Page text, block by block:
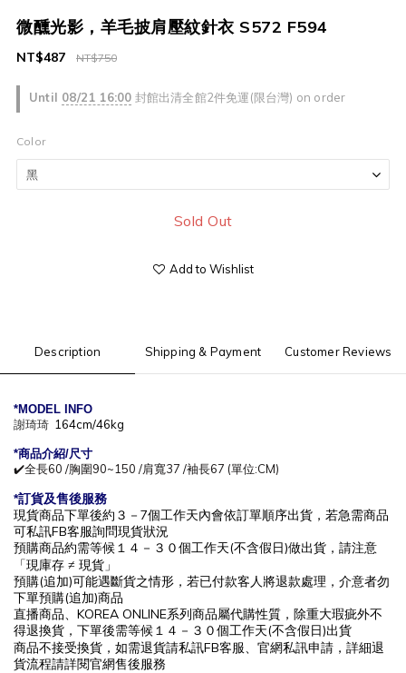
微醺光影，羊毛披肩壓紋針衣 S572 F594
Until 08/21 16:00 封館出清全館2件免運(限台灣) on order
NT$750
NT$487
Color
Sold Out
Add to Wishlist
Description Shipping & Payment Customer Reviews
*MODEL INFO
謝琦琦 164cm/46kg
*商品介紹/尺寸
✔️全長60 /胸圍90~150 /肩寬37 /袖長67 (單位:CM)
*訂貨及售後服務
現貨商品下單後約 ３－7個工作天內會依訂單順序出貨， 若急需商品
可私訊FB客服詢問現貨狀況
預購商品約需等候１４－３０個工作天(不含假日)做出貨，請注意
「現庫存 ≠ 現貨」
預購(追加)可能遇斷貨之情形，若已付款客人將退款處理，介意者勿
下單預購(追加)商品
直播商品、KOREA ONLINE系列商品屬代購性質，除重大瑕疵外不
得退換貨，下單後需等候１４－３０個工作天(不含假日)出貨
商品不接受換貨，如需退貨請私訊FB客服、官網私訊申請，詳細退
貨流程請詳閱官網售後服務